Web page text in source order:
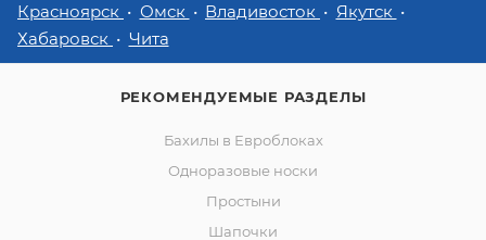
Красноярск
Омск Владивосток
Якутск
Хабаровск
Чита
РЕКОМЕНДУЕМЫЕ РАЗДЕЛЫ
Бахилы в Евроблоках
Одноразовые носки
Простыни
Шапочки